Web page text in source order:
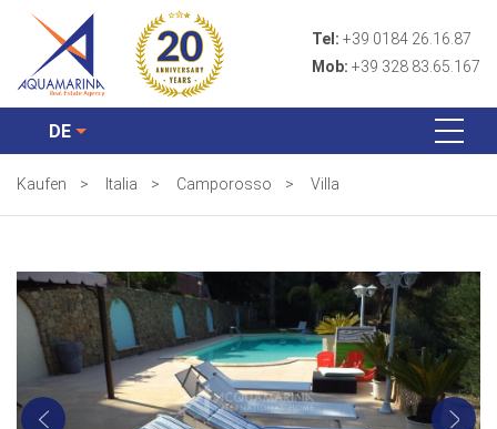
Tel: +39 0184 26.16.87
Mob: +39 328 83.65.167
DE
Kaufen > Italia > Camporosso > Villa